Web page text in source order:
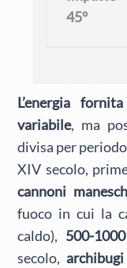
45°
L’energia
variabile, ma
divisa per
XIV secolo,
cannoni
fuoco in cui la
caldo), 500-
secolo,